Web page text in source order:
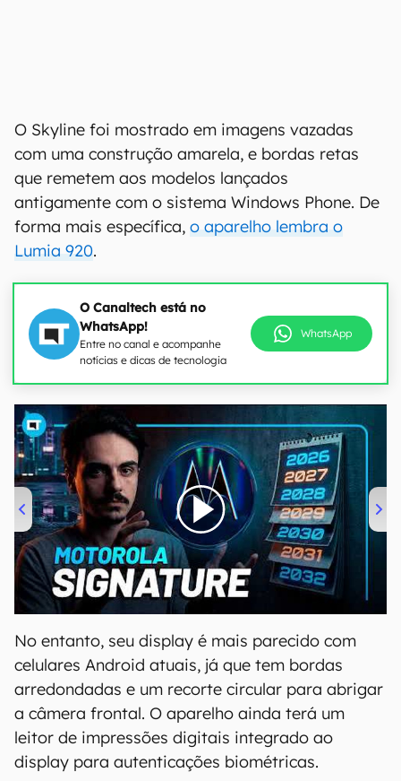
O Skyline foi mostrado em imagens vazadas
com uma construção amarela, e bordas retas
que remetem aos modelos lançados
antigamente com o sistema Windows Phone. De
forma mais específica, o aparelho lembra o
Lumia 920.
O Canaltech está no
WhatsApp!
Entre no canal e acompanhe
notícias e dicas de tecnologia
WhatsApp
00:00/20:46
No entanto, seu display é mais parecido com
celulares Android atuais, já que tem bordas
arredondadas e um recorte circular para abrigar
a câmera frontal. O aparelho ainda terá um
leitor de impressões digitais integrado ao
display para autenticações biométricas.